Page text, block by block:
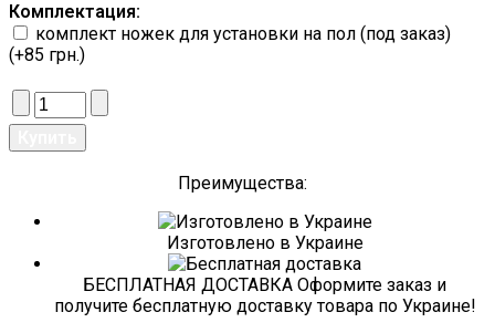
Комплектация:
комплект ножек для установки на пол (под заказ)
(+85 грн.)
Преимущества:
Изготовлено в Украине
БЕСПЛАТНАЯ ДОСТАВКА Оформите заказ и
получите бесплатную доставку товара по Украине!